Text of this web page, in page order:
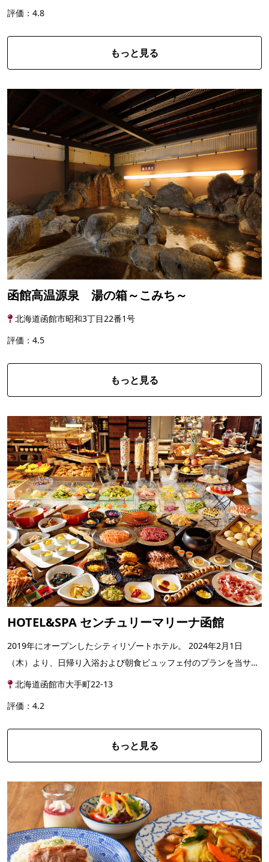
評価：4.8
もっと見る
函館高温源泉 湯の箱～こみち～
北海道函館市昭和3丁目22番1号
評価：4.5
もっと見る
HOTEL&SPA センチュリーマリーナ函館
2019年にオープンしたシティリゾートホテル。 2024年2月1日
（木）より、日帰り入浴および朝食ビュッフェ付のプランを当サイ
トでも予約受付を開始♪ 地元の方はもちろんご旅行で函館...
北海道函館市大手町22-13
評価：4.2
もっと見る